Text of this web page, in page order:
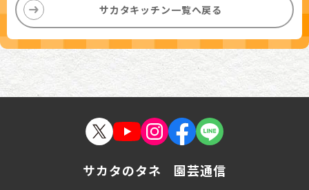
サカタキッチン一覧へ戻る
サカタのタネ 園芸通信